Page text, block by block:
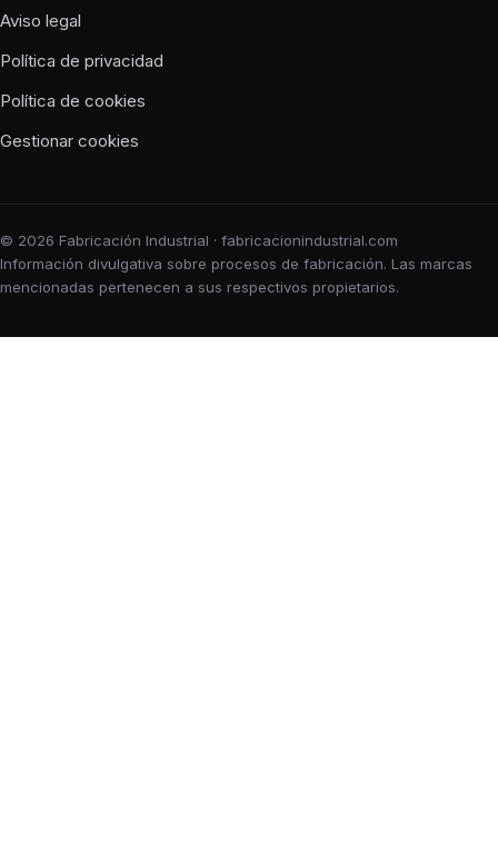
Aviso legal
Política de privacidad
Política de cookies
Gestionar cookies
© 2026 Fabricación Industrial · fabricacionindustrial.com
Información divulgativa sobre procesos de fabricación. Las marcas
mencionadas pertenecen a sus respectivos propietarios.